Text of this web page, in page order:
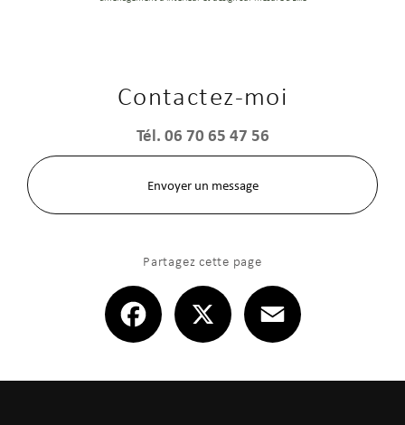
Contactez-moi
Tél.06 70 65 47 56
Envoyer un message
Partagez cette page
Facebook